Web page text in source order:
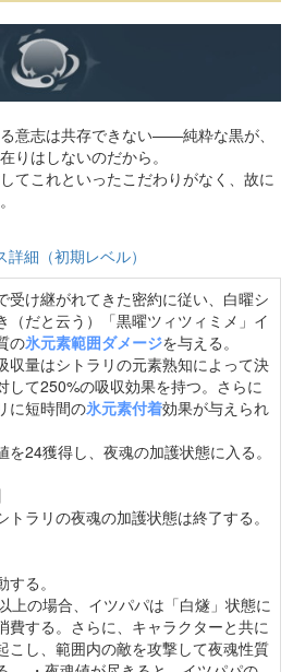
意志は共存できない——純粋な黒が、
りはしないのだから。
てこれといったこだわりがなく、故に
詳細（初期レベル）
受け継がれてきた密約に従い、白曜シ
（だと云う）「黒曜ツィツィミメ」イ
の氷元素範囲ダメージを与える。
収量はシトラリの元素熟知によって決
して250%の吸収効果を持つ。さらに
に短時間の氷元素付着効果が与えられ
24獲得し、夜魂の加護状態に入る。
ラリの夜魂の加護状態は終了する。
る。
上の場合、イツパパは「白燧」状態に
費する。さらに、キャラクターと共に
こし、範囲内の敵を攻撃して夜魂性質